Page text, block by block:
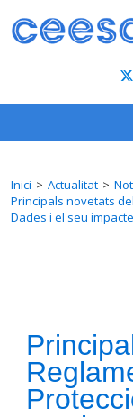
Inici Actualitat
Principals novetats
Dades i el seu